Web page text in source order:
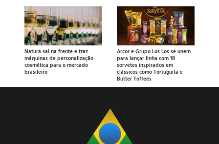
Natura sai na frente e traz
máquinas de personalização
cosmética para o mercado
brasileiro
Arcor e Grupo Los Los se unem
para lançar linha com 18
sorvetes inspirados em
clássicos como Tortuguita e
Butter Toffees